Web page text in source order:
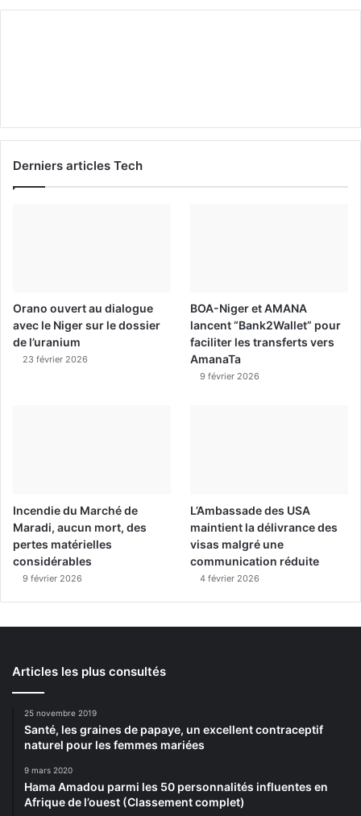
Derniers articles Tech
Orano ouvert au dialogue
avec le Niger sur le dossier
de l’uranium
23 février 2026
BOA-Niger et AMANA
lancent “Bank2Wallet” pour
faciliter les transferts vers
AmanaTa
9 février 2026
Incendie du Marché de
Maradi, aucun mort, des
pertes matérielles
considérables
9 février 2026
L’Ambassade des USA
maintient la délivrance des
visas malgré une
communication réduite
4 février 2026
Articles les plus consultés
25 novembre 2019
Santé, les graines de papaye, un excellent contraceptif
naturel pour les femmes mariées
9 mars 2020
Hama Amadou parmi les 50 personnalités influentes en
Afrique de l’ouest (Classement complet)